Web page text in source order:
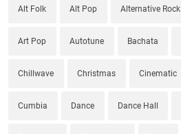
Alt Folk Alt Pop Alternative Rock
Art Pop Autotune Bachata
Chillwave Christmas Cinematic
Cumbia Dance Dance Hall